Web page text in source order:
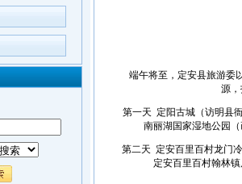
端午将至，定安县旅游委以
源
第一天 定阳古城（访明县衙
南丽湖国家湿地公园
第二天 定安百里百村龙门冷
定安百里百村翰林